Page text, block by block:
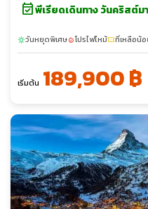
event_availableพีเรียดเดินทาง วันคริสต์ม
sunnyวันหยุดพิเศษlocal_fire_departmentโปรไฟไหม้confirmation_numberที่เหลือน้อ
เริ่มต้น 189,900 ฿